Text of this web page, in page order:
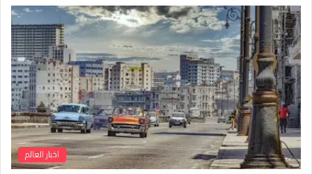
اخبار العالم